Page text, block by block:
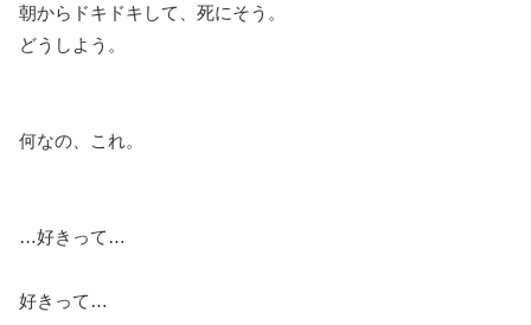
朝からドキドキして、死にそう。
どうしよう。
何なの、これ。
…好きって…
好きって…